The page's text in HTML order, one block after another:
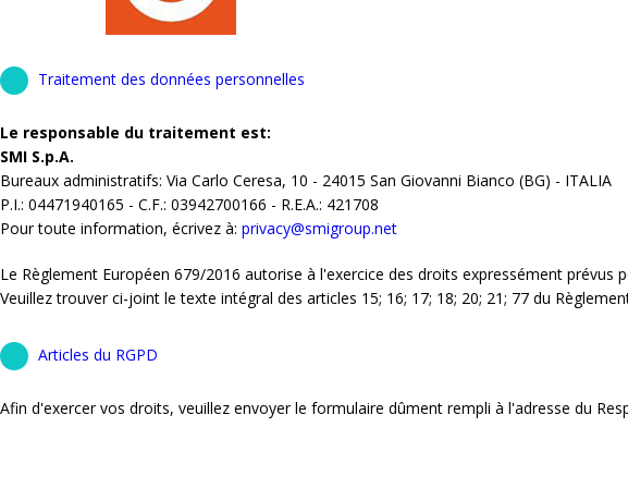
Traitement des données personnelles
Le responsable du traitement est:
SMI S.p.A.
Bureaux administratifs: Via Carlo Ceresa, 10 - 24015 San Giovanni Bianco (BG) - ITALIA
P.I.: 04471940165 - C.F.: 03942700166 - R.E.A.: 421708
Pour toute information, écrivez à: privacy@smigroup.net
Le Règlement Européen 679/2016 autorise à l'exercice des droits expressément prévus
Veuillez trouver ci-joint le texte intégral des articles 15; 16; 17; 18; 20; 21; 77 du
Articles du RGPD
Afin d'exercer vos droits, veuillez envoyer le formulaire dûment rempli à l'adresse du